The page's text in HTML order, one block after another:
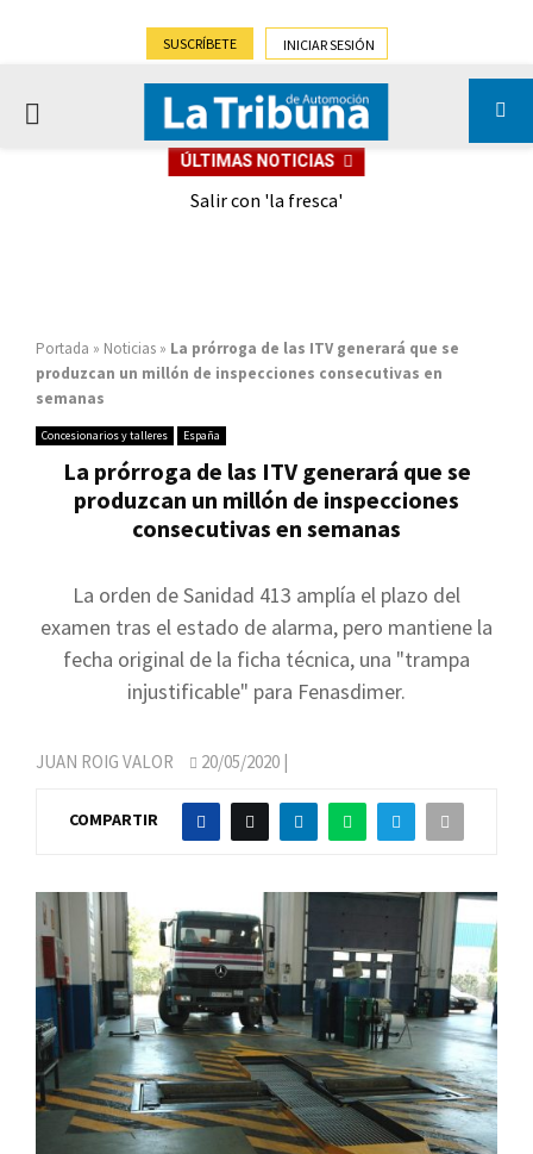
SUSCRÍBETE INICIAR SESIÓN
PRIMARY
ÚLTIMAS NOTICIAS
Salir con 'la fresca'
Portada » Noticias » La prórroga de las ITV generará que se
produzcan un millón de inspecciones consecutivas en
semanas
Concesionarios y talleres España
La prórroga de las ITV generará que se
produzcan un millón de inspecciones
consecutivas en semanas
La orden de Sanidad 413 amplía el plazo del
examen tras el estado de alarma, pero mantiene la
fecha original de la ficha técnica, una "trampa
injustificable" para Fenasdimer.
JUAN ROIG VALOR 20/05/2020 |
COMPARTIR